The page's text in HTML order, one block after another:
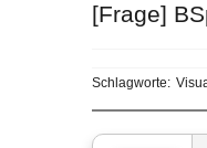
[Frage]
Schlagworte: